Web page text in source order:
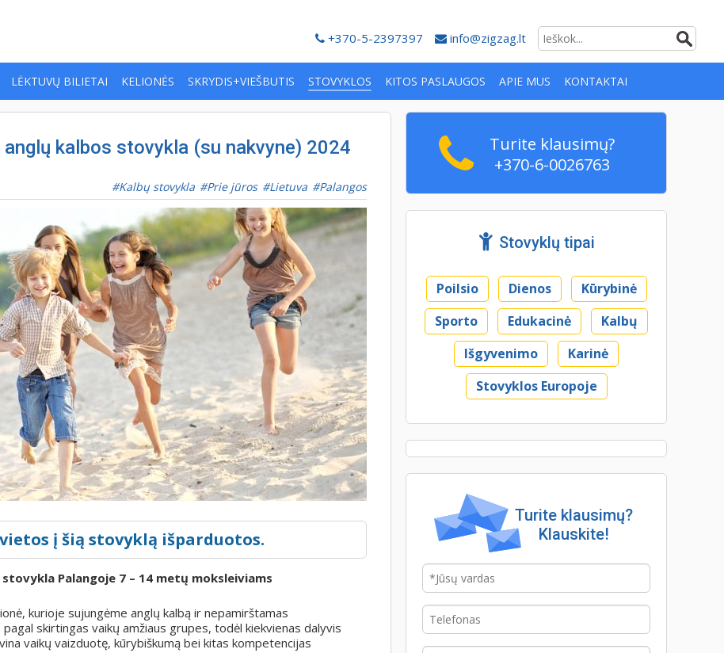
+370-5-2397397 info@zigzag.lt
LĖKTUVŲ BILIETAI KELIONĖS SKRYDIS+VIEŠBUTIS STOVYKLOS KITOS PASLAUGOS APIE MUS KONTAKTAI
kalbos stovykla (su nakvyne) 2024
Kalbų stovykla Prie jūros Lietuva Palangos
į šią stovyklą išparduotos.
Palangoje 7 – 14 metų moksleiviams
kurioje sujungėme anglų kalbą ir nepamirštamas
skirtingas vaikų amžiaus grupes, todėl kiekvienas dalyvis
vaikų vaizduotę, kūrybiškumą bei kitas kompetencijas
Turite klausimų?
+370-6-0026763
Stovyklų tipai
Poilsio Dienos
Kūrybinė
Sporto
Edukacinė
Kalbų
Išgyvenimo
Karinė
Stovyklos Europoje
Turite klausimų?
Klauskite!